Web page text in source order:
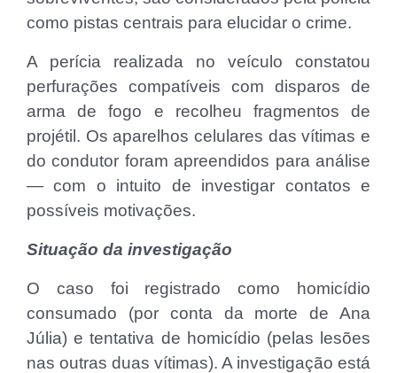
como pistas centrais para elucidar o crime.
A perícia realizada no veículo constatou
perfurações compatíveis com disparos de
arma de fogo e recolheu fragmentos de
projétil. Os aparelhos celulares das vítimas e
do condutor foram apreendidos para análise
— com o intuito de investigar contatos e
possíveis motivações.
Situação da investigação
O caso foi registrado como homicídio
consumado (por conta da morte de Ana
Júlia) e tentativa de homicídio (pelas lesões
nas outras duas vítimas). A investigação está